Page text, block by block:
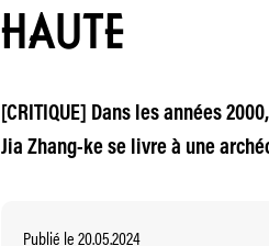
HAUTE
[CRITIQUE] Dans les années
Jia Zhang-ke se livre à une
Publié le 20.05.2024